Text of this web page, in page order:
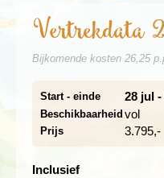
bezoeken,
van de oudheid en
werelderfgoed. Hier
over ruïnes van tempels,
Vervolgens bezoeken
wereldberoemd om zijn
Romeinse mozaïeken,
lunch in de medina van
Kairouan.
Vertrekdata
Bijkomende kosten 26,25
Start - einde 28 jul -
Beschikbaarheid vol
Prijs 3.795,-
Inclusief